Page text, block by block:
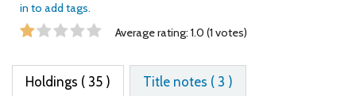
in to add tags.
Star ratings Average rating: 1.0 (1 votes)
Holdings ( 35 ) Title notes ( 3 )